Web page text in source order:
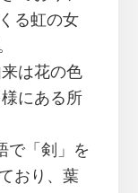
る虹の女
は花の色
にある所
で「剣」を
おり、葉